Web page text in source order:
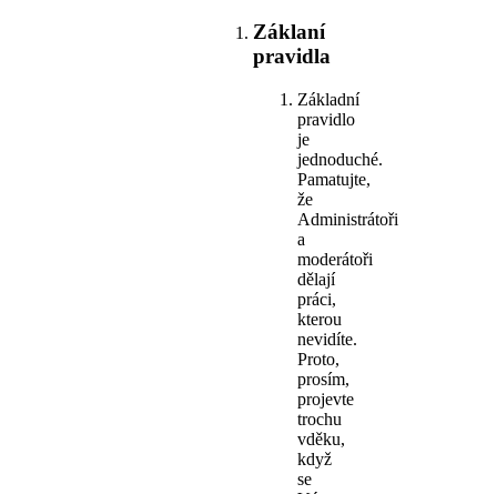
Záklaní
pravidla
Základní
pravidlo
je
jednoduché.
Pamatujte,
že
Administrátoři
a
moderátoři
dělají
práci,
kterou
nevidíte.
Proto,
prosím,
projevte
trochu
vděku,
když
se